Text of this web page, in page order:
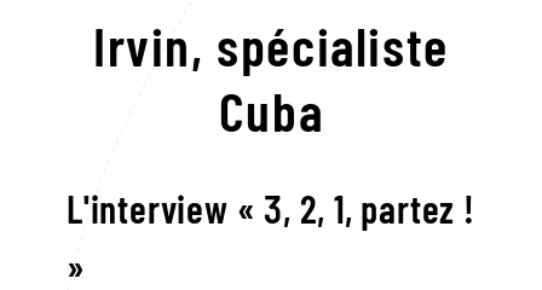
Irvin, spécialiste
Cuba
L'interview « 3, 2, 1, partez !
»